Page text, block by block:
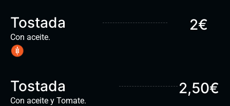
Tostada
Con aceite.
2€
Tostada
Con aceite y Tomate.
2,50€